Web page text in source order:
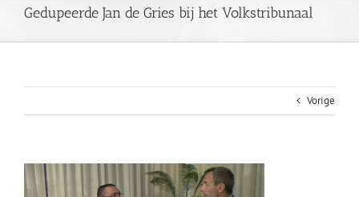
Gedupeerde Jan de Gries bij het Volkstribunaal
Vorige